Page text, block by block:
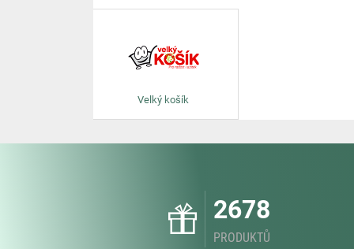
Velký košík
2678
PRODUKTŮ